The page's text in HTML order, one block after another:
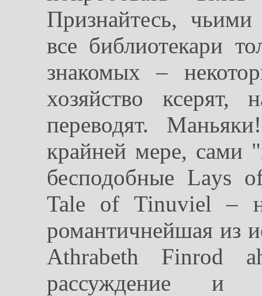
Признайтесь,
все библиотекари
знакомых –
хозяйство
переводят.
крайней мере, сами
бесподобные Lays
Tale of Tinuviel –
романтичнейшая из
Athrabeth Finrod
рассуждение и